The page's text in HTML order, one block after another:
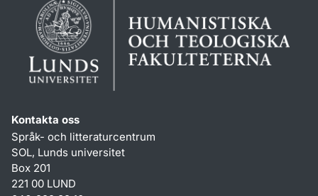
Kontakta oss
Språk- och litteraturcentrum
SOL, Lunds universitet
Box 201
221 00 LUND